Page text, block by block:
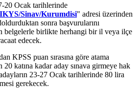
20 Ocak tarihlerinde
Sinav/Kurumdisi" adresi üzerinden
sonra başvurularını
belgelerle birlikte herhangi bir il veya ilçe
edecek.
KPSS puan sırasına göre atama
20 katına kadar aday sınava girmeye hak
23-27 Ocak tarihlerinde 80 lira
gerekecek.